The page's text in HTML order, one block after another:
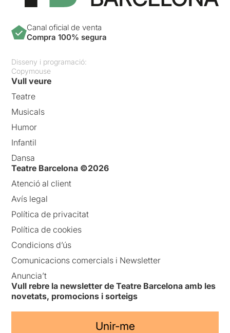
Canal oficial de venta
Compra 100% segura
Disseny i programació:
Copymouse
Vull veure
Teatre
Musicals
Humor
Infantil
Dansa
Teatre Barcelona ©2026
Atenció al client
Avís legal
Política de privacitat
Política de cookies
Condicions d’ús
Comunicacions comercials i Newsletter
Anuncia’t
Vull rebre la newsletter de Teatre Barcelona amb les
novetats, promocions i sorteigs
Unir-me